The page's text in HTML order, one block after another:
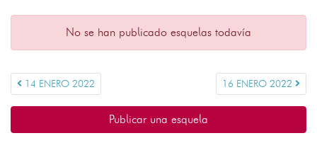
No se han publicado esquelas todavía
14 ENERO 2022 16 ENERO 2022
Publicar una esquela